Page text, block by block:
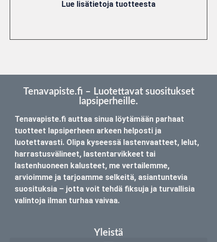
Lue lisätietoja tuotteesta
Tenavapiste.fi – Luotettavat suositukset
lapsiperheille.
Tenavapiste.fi auttaa sinua löytämään parhaat
tuotteet lapsiperheen arkeen helposti ja
luotettavasti. Olipa kyseessä lastenvaatteet, lelut,
harrastusvälineet, lastentarvikkeet tai
lastenhuoneen kalusteet, me vertailemme,
arvioimme ja tarjoamme selkeitä, asiantuntevia
suosituksia – jotta voit tehdä fiksuja ja turvallisia
valintoja ilman turhaa vaivaa.
Yleistä